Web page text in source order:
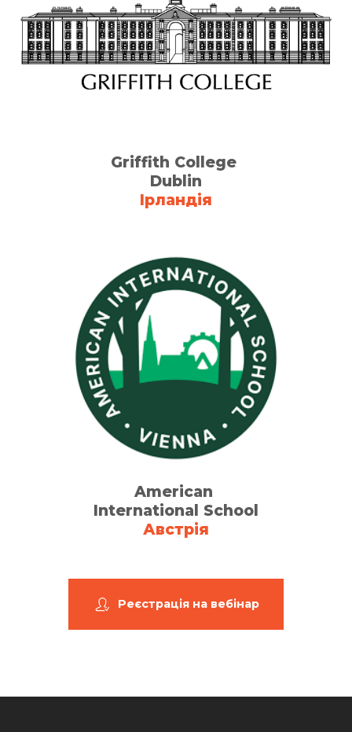
Griffith College
Dublin
Ірландія
American
International School
Австрія
Реєстрація на вебінар